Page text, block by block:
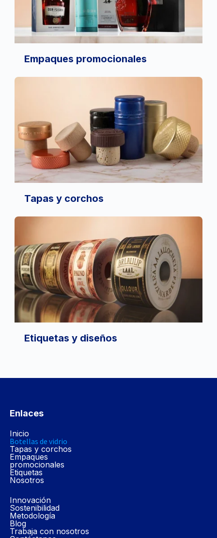
Empaques promocionales
Tapas y corchos
Etiquetas y diseños
Enlaces
Inicio
Botellas de vidrio
Tapas y corchos
Empaques
promocionales
Etiquetas
Nosotros
Innovación
Sostenibilidad
Metodología
Blog
Trabaja con nosotros